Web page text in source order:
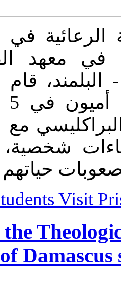
الرعائية في
في معهد
البلمند،
شخصية،
حياتهم
Visit
the
Damascus